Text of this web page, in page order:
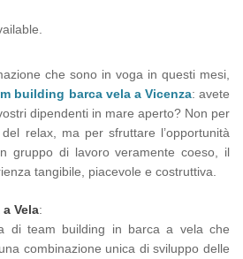
che sono in voga in questi mesi,
building barca vela a Vicenza: avete
dipendenti in mare aperto? Non per
relax, ma per sfruttare l’opportunità
gruppo di lavoro veramente coeso, il
tangibile, piacevole e costruttiva.
Vela:
di team building in barca a vela che
combinazione unica di sviluppo delle